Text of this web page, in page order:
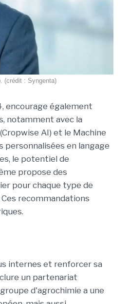
(crédit : Syngenta)
encourage également
notamment avec la
AI) et le Machine
en langage
le potentiel de
propose des
pour chaque type de
recommandations
internes et renforcer sa
un partenariat
d'agrochimie a une